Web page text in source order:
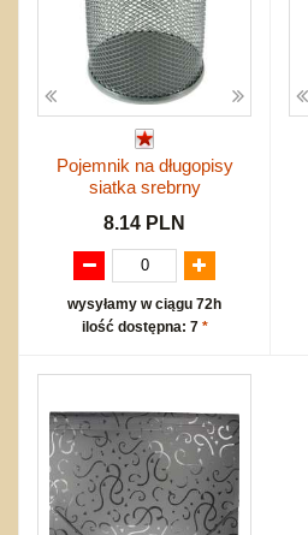
Pojemnik na długopisy
siatka srebrny
8.14 PLN
wysyłamy w ciągu 72h
ilość dostępna: 7 *